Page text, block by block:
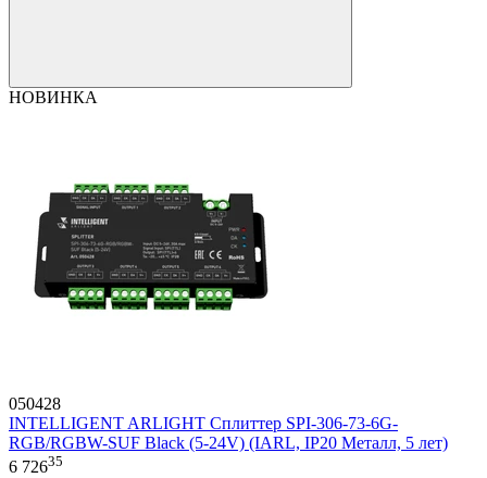
НОВИНКА
050428
INTELLIGENT ARLIGHT Сплиттер SPI-306-73-6G-
RGB/RGBW-SUF Black (5-24V) (IARL, IP20 Металл, 5 лет)
6 72635